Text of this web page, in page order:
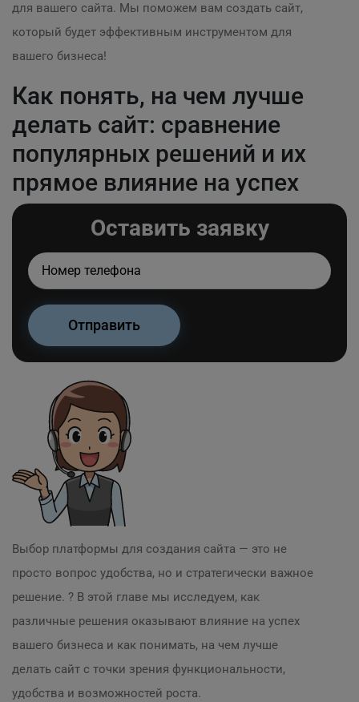
для вашего сайта. Мы поможем вам создать сайт,
который будет эффективным инструментом для
вашего бизнеса!
Как понять, на чем лучше
делать сайт: сравнение
популярных решений и их
прямое влияние на успех
Оставить заявку
Выбор платформы для создания сайта — это не
просто вопрос удобства, но и стратегически важное
решение. ? В этой главе мы исследуем, как
различные решения оказывают влияние на успех
вашего бизнеса и как понимать, на чем лучше
делать сайт с точки зрения функциональности,
удобства и возможностей роста.